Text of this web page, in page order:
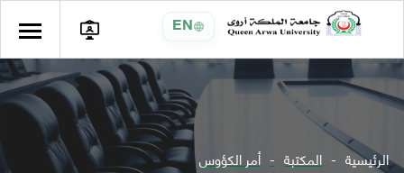
EN
الرئيسية المكتبة أمر الكؤوس